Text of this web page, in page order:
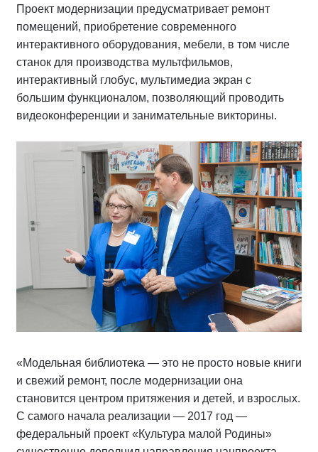
Проект модернизации предусматривает ремонт
помещений, приобретение современного
интерактивного оборудования, мебели, в том числе
станок для производства мультфильмов,
интерактивный глобус, мультимедиа экран с
большим функционалом, позволяющий проводить
видеоконференции и занимательные викторины.
«Модельная библиотека — это не просто новые книги
и свежий ремонт, после модернизации она
становится центром притяжения и детей, и взрослых.
С самого начала реализации — 2017 год —
федеральный проект «Культура малой Родины»